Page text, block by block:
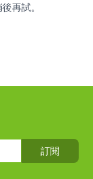
再試。
訂閱